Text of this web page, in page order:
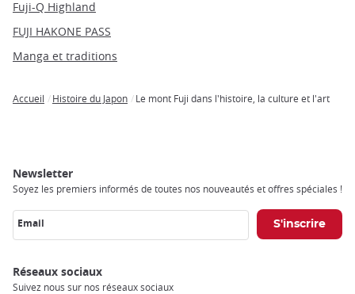
Fuji-Q Highland
FUJI HAKONE PASS
Manga et traditions
Accueil Histoire du Japon Le mont Fuji dans l'histoire, la culture et l'art
Newsletter
Soyez les premiers informés de toutes nos nouveautés et offres spéciales !
Email
Réseaux sociaux
Suivez nous sur nos réseaux sociaux